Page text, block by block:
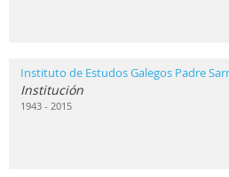
Instituto de Estudos Galegos Padre
Institución
1943 - 2015